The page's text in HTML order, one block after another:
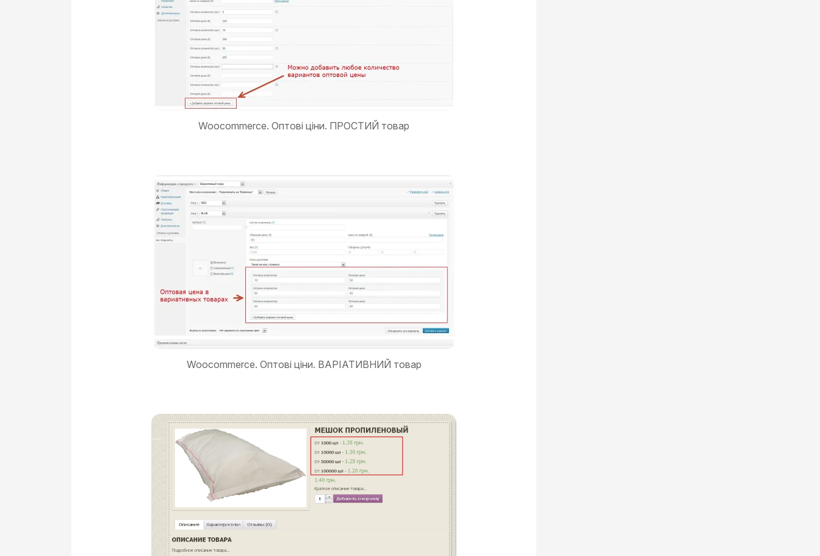
Woocommerce. Оптові ціни. ПРОСТИЙ товар
Woocommerce. Оптові ціни. ВАРІАТИВНИЙ товар